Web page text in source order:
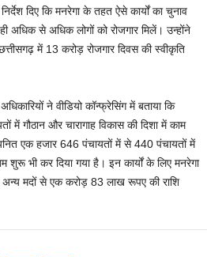
दिए कि मनरेगा के तहत ऐसे कार्यों का चुनाव
अधिक से अधिक लोगों को रोजगार मिलें। उन्होंने
में 13 करोड़ रोजगार दिवस की स्वीकृति
ने वीडियो कॉन्फ्रेसिंग में बताया कि
गौठान और चारागाह विकास की दिशा में काम
एक हजार 646 पंचायतों में से 440 पंचायतों में
शुरू भी कर दिया गया है। इन कार्यों के लिए मनरेगा
मदों से एक करोड़ 83 लाख रूपए की राशि